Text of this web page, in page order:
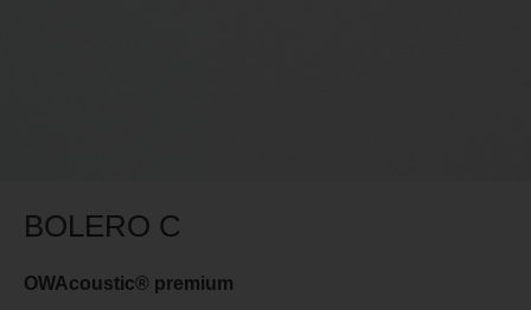
BOLERO C
OWAcoustic® premium